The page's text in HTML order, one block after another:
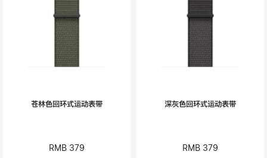
苍林色回环式运动表带
RMB 379
深灰色回环式运动表带
RMB 379